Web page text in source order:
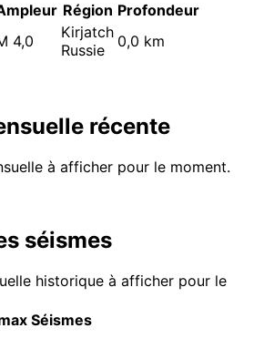
Région Profondeur
4,0
Kirjatch
Russie
0,0 km
récente
à afficher pour le moment.
séismes
historique à afficher pour le
Séismes